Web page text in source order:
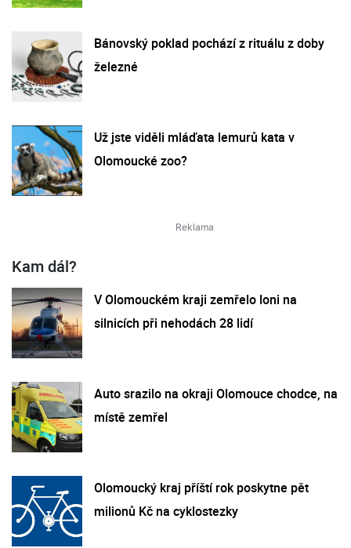
Bánovský poklad pochází z rituálu z doby
železné
Už jste viděli mláďata lemurů kata v
Olomoucké zoo?
Kam dál?
V Olomouckém kraji zemřelo loni na
silnicích při nehodách 28 lidí
Auto srazilo na okraji Olomouce chodce, na
místě zemřel
Olomoucký kraj příští rok poskytne pět
milionů Kč na cyklostezky